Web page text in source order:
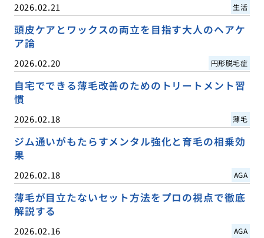
2026.02.21 生活
頭皮ケアとワックスの両立を目指す大人のヘアケ
ア論
2026.02.20 円形脱毛症
自宅でできる薄毛改善のためのトリートメント習
慣
2026.02.18 薄毛
ジム通いがもたらすメンタル強化と育毛の相乗効
果
2026.02.18 AGA
薄毛が目立たないセット方法をプロの視点で徹底
解説する
2026.02.16 AGA